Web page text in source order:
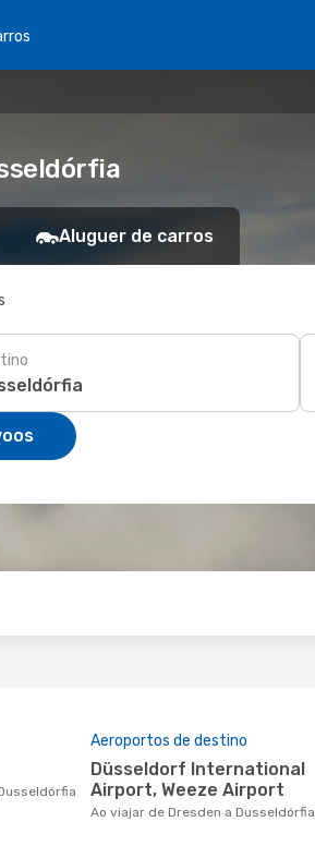
Aluguer de carros
Aeroportos de destino
Düsseldorf International
Airport, Weeze Airport
Ao viajar de Dresden a Dusseldórfia